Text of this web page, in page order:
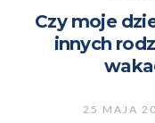
Czy moje
innych
25 MAJA